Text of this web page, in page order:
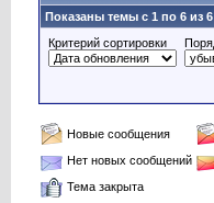
Показаны темы с 1 по 6 из 6
Критерий сортировки
Новые сообщения
Нет новых сообщений
Тема закрыта